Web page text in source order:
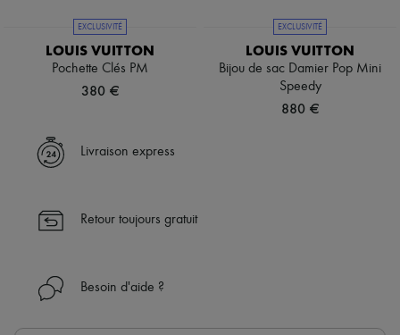
EXCLUSIVITÉ
LOUIS VUITTON
Pochette Clés PM
380 €
EXCLUSIVITÉ
LOUIS VUITTON
Bijou de sac Damier Pop Mini
Speedy
880 €
Livraison express
Retour toujours gratuit
Besoin d'aide ?